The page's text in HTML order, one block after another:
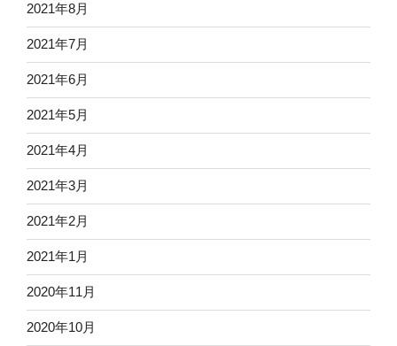
2021年8月
2021年7月
2021年6月
2021年5月
2021年4月
2021年3月
2021年2月
2021年1月
2020年11月
2020年10月